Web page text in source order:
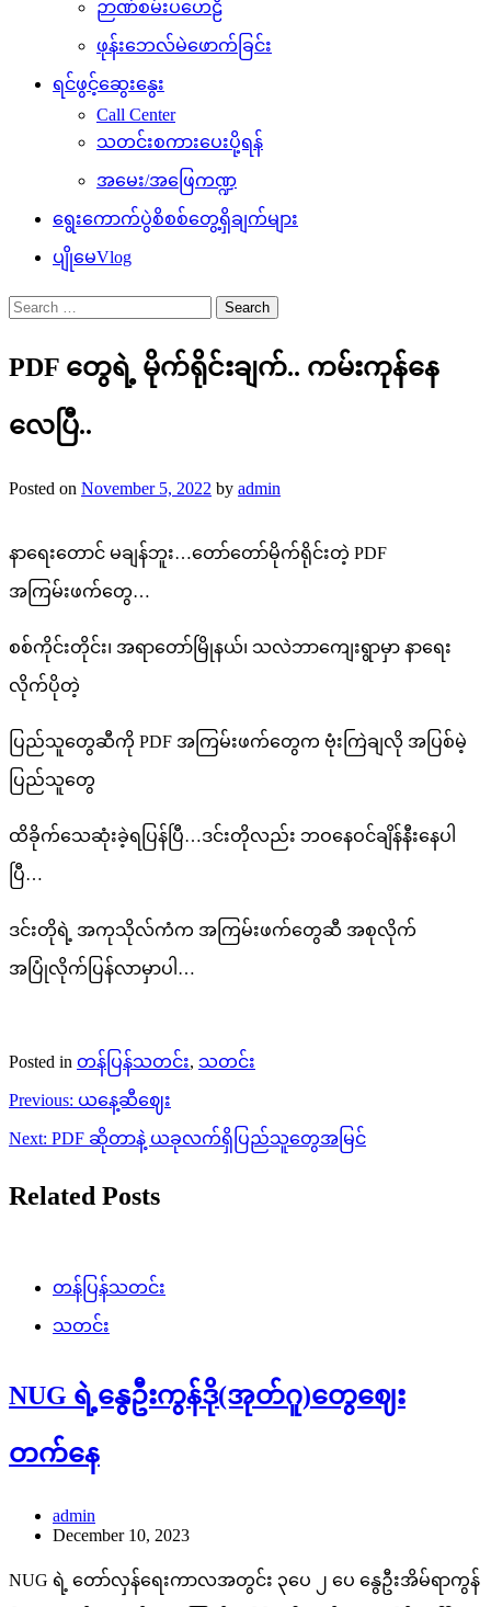
ဉာဏ်စမ်းပဟေဠိ
ဖုန်းဘေလ်မဲဖောက်ခြင်း
ရင်ဖွင့်ဆွေးနွေး
Call Center
သတင်းစကားပေးပို့ရန်
အမေး/အဖြေကဏ္ဍ
ရွေးကောက်ပွဲစိစစ်တွေ့ရှိချက်များ
ပျိုမေVlog
Search
for:
PDF တွေရဲ့ မိုက်ရိုင်းချက်.. ကမ်းကုန်နေ
လေပြီ..
Posted on November 5, 2022 by admin
နာရေးတောင် မချန်ဘူး…တော်တော်မိုက်ရိုင်းတဲ့ PDF
အကြမ်းဖက်တွေ…
စစ်ကိုင်းတိုင်း၊ အရာတော်မြိုနယ်၊ သလဲဘာကျေးရွာမှာ နာရေး
လိုက်ပိုတဲ့
ပြည်သူတွေဆီကို PDF အကြမ်းဖက်တွေက ဗုံးကြဲချလို အပြစ်မဲ့
ပြည်သူတွေ
ထိခိုက်သေဆုံးခဲ့ရပြန်ပြီ…ဒင်းတိုလည်း ဘဝနေဝင်ချိန်နီးနေပါ
ပြီ…
ဒင်းတိုရဲ့ အကုသိုလ်ကံက အကြမ်းဖက်တွေဆီ အစုလိုက်
အပြုံလိုက်ပြန်လာမှာပါ…
Posted in တန်ပြန်သတင်း, သတင်း
Post
navigation
Previous: ယနေ့ဆီဈေး
Next: PDF ဆိုတာနဲ့ ယခုလက်ရှိပြည်သူတွေအမြင်
Related Posts
တန်ပြန်သတင်း
သတင်း
NUG ရဲ့နွေဦးကွန်ဒို(အုတ်ဂူ)တွေဈေး
တက်နေ
admin
December 10, 2023
NUG ရဲ့ တော်လှန်ရေးကာလအတွင်း ၃ပေ ၂ ပေ နွေဦးအိမ်ရာကွန်